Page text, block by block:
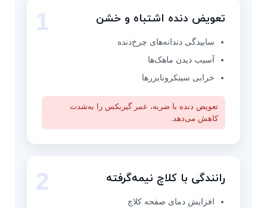
1 تعویض دنده اشتباه و خشن
ساییدگی دندانه‌های چرخ‌دنده
آسیب دیدن ماهک‌ها
خرابی سینکرونایزرها
تعویض دنده با ضربه، عمر گیربکس را به‌شدت
کاهش می‌دهد.
2 رانندگی با کلاچ نیمه‌گرفته
افزایش دمای صفحه کلاچ